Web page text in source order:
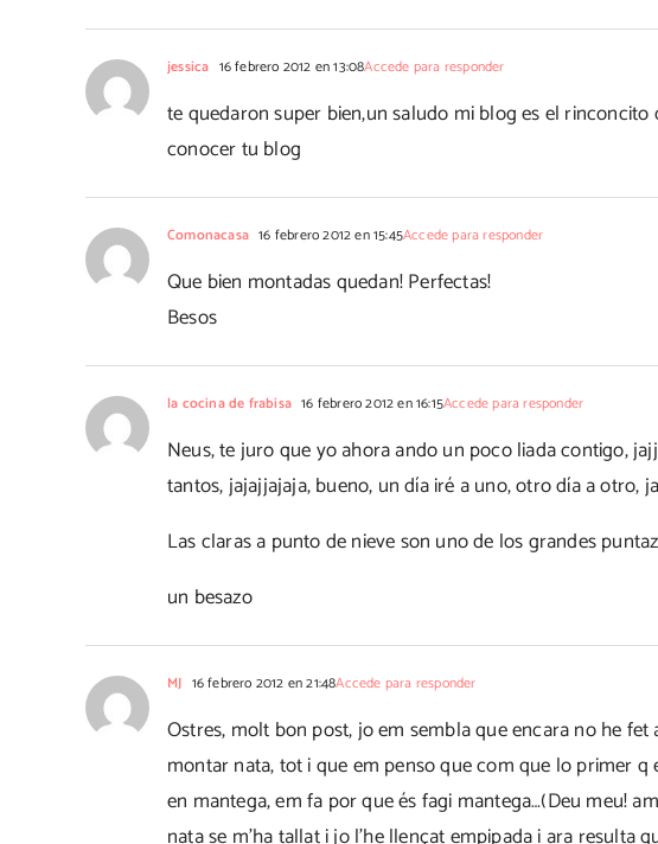
jessica 16 febrero 2012 en 13:08Accede para responder
te quedaron super bien,un saludo mi blog es el
conocer tu blog
Comonacasa 16 febrero 2012 en 15:45Accede para responder
Que bien montadas quedan! Perfectas!
Besos
la cocina de frabisa 16 febrero 2012 en 16:15Accede para responder
Neus, te juro que yo ahora ando un poco liada contigo,
tantos, jajajjajaja, bueno, un día iré a uno, otro día a otro,
Las claras a punto de nieve son uno de los grandes
un besazo
MJ 16 febrero 2012 en 21:48Accede para responder
Ostres, molt bon post, jo em sembla que encara no he
montar nata, tot i que em penso que com que lo primer q
en mantega, em fa por que és fagi mantega…(Deu meu!
nata se m'ha tallat i jo l'he llençat empipada i ara resulta